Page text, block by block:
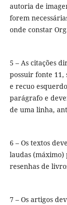
autoria de
forem
onde constar
5 – As citações
possuir fonte 11,
e recuo
parágrafo e
de uma linha,
6 – Os textos
laudas (máximo)
resenhas de
7 – Os artigos